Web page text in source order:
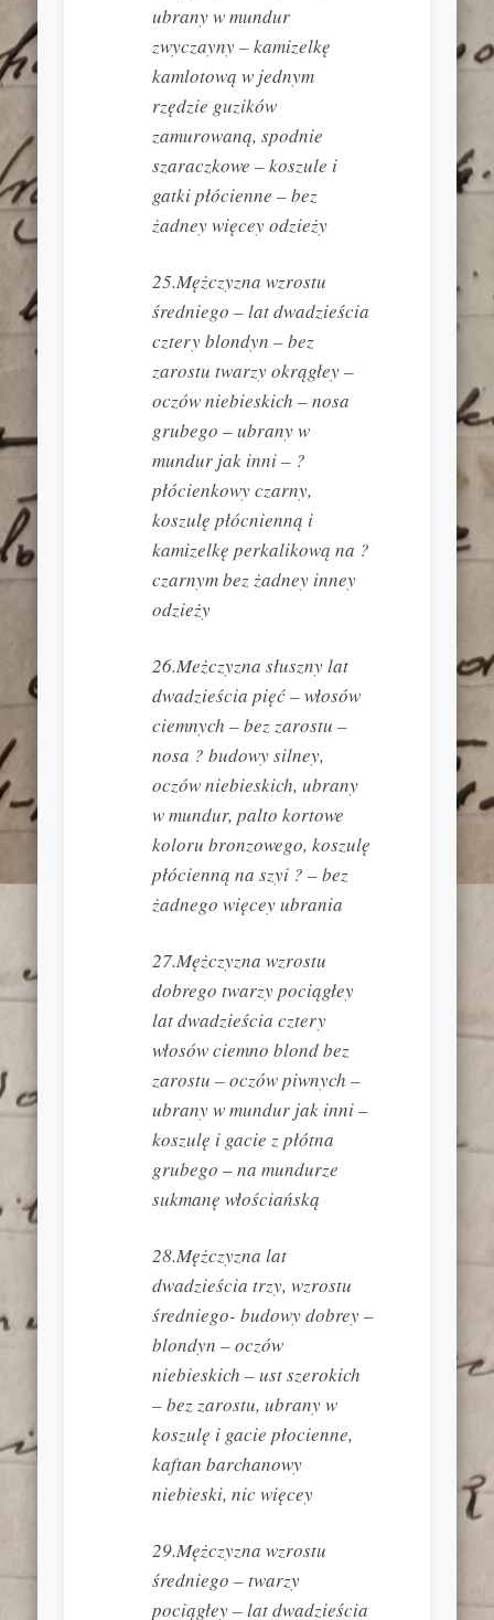
ubrany w mundur
zwyczayny – kamizelkę
kamlotową w jednym
rzędzie guzików
zamurowaną, spodnie
szaraczkowe – koszule i
gatki płócienne – bez
żadney więcey odzieży
25.Mężczyzna wzrostu
średniego – lat dwadzieścia
cztery blondyn – bez
zarostu twarzy okrągłey –
oczów niebieskich – nosa
grubego – ubrany w
mundur jak inni – ?
płócienkowy czarny,
koszulę płócnienną i
kamizelkę perkalikową na ?
czarnym bez żadney inney
odzieży
26.Meżczyzna słuszny lat
dwadzieścia pięć – włosów
ciemnych – bez zarostu –
nosa ? budowy silney,
oczów niebieskich, ubrany
w mundur, palto kortowe
koloru bronzowego, koszulę
płócienną na szyi ? – bez
żadnego więcey ubrania
27.Mężczyzna wzrostu
dobrego twarzy pociągłey
lat dwadzieścia cztery
włosów ciemno blond bez
zarostu – oczów piwnych –
ubrany w mundur jak inni –
koszulę i gacie z płótna
grubego – na mundurze
sukmanę włościańską
28.Mężczyzna lat
dwadzieścia trzy, wzrostu
średniego- budowy dobrey –
blondyn – oczów
niebieskich – ust szerokich
– bez zarostu, ubrany w
koszulę i gacie płocienne,
kaftan barchanowy
niebieski, nic więcey
29.Mężczyzna wzrostu
średniego – twarzy
pociągłey – lat dwadzieścia